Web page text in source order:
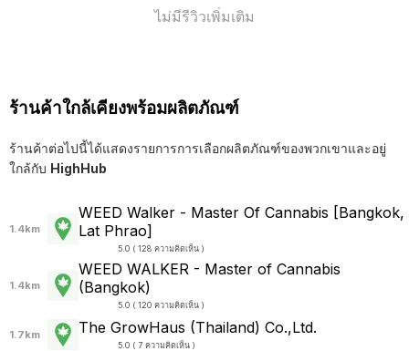
ไม่มีรีวิวเพิ่มเติม
ร้านค้าใกล้เคียงพร้อมผลิตภัณฑ์
ร้านค้าต่อไปนี้ได้แสดงรายการการเลือกผลิตภัณฑ์ของพวกเขาและอยู่
ใกล้กับ HighHub
1.4km
WEED Walker - Master Of Cannabis [Bangkok,
Lat Phrao]
5.0 ( 128 ความคิดเห็น )
1.4km
WEED WALKER - Master of Cannabis
(Bangkok)
5.0 ( 120 ความคิดเห็น )
1.7km The GrowHaus (Thailand) Co.,Ltd.
5.0 ( 7 ความคิดเห็น )